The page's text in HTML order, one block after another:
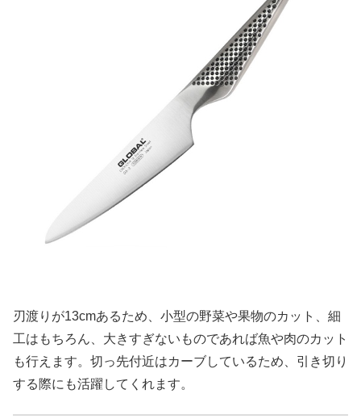
刃渡りが13cmあるため、小型の野菜や果物のカット、細
工はもちろん、大きすぎないものであれば魚や肉のカット
も行えます。切っ先付近はカーブしているため、引き切り
する際にも活躍してくれます。